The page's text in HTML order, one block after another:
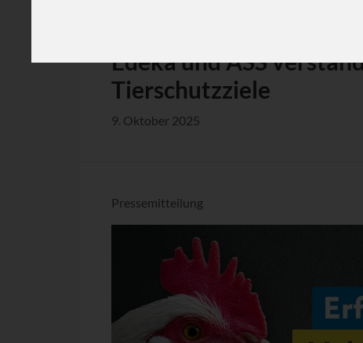
Edeka und ASS
Tierschutzziele
9. Oktober 2025
Pressemitteilung